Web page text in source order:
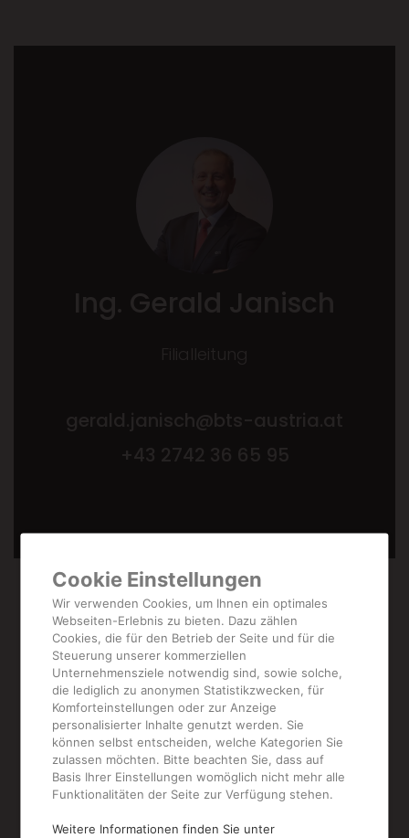
Cookie Einstellungen
Wir verwenden Cookies, um Ihnen ein optimales
Webseiten-Erlebnis zu bieten. Dazu zählen
Cookies, die für den Betrieb der Seite und für die
Steuerung unserer kommerziellen
Unternehmensziele notwendig sind, sowie solche,
die lediglich zu anonymen Statistikzwecken, für
Komforteinstellungen oder zur Anzeige
personalisierter Inhalte genutzt werden. Sie
können selbst entscheiden, welche Kategorien Sie
zulassen möchten. Bitte beachten Sie, dass auf
Basis Ihrer Einstellungen womöglich nicht mehr alle
Funktionalitäten der Seite zur Verfügung stehen.
Weitere Informationen finden Sie unter
Weitere
Produkte aus